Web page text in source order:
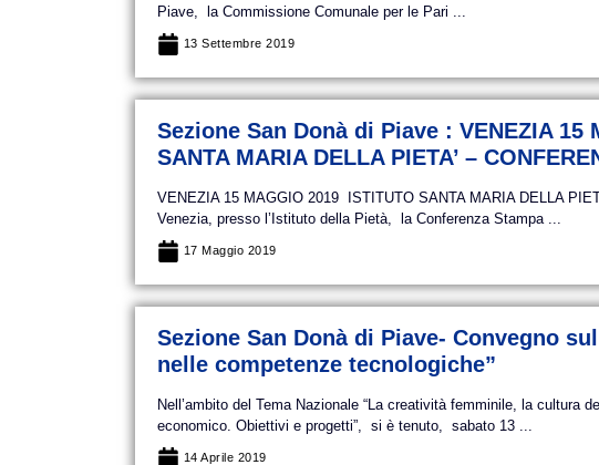
Piave, la Commissione Comunale per le Pari ...
13 Settembre 2019
Sezione San Donà di Piave : VENEZIA 15
SANTA MARIA DELLA PIETA’ –
VENEZIA 15 MAGGIO 2019 ISTITUTO SANTA MARIA DELLA
Venezia, presso l’Istituto della Pietà, la Conferenza Stampa ...
17 Maggio 2019
Sezione San Donà di Piave- Convegno
nelle competenze tecnologiche”
Nell’ambito del Tema Nazionale “La creatività femminile, la cultura
economico. Obiettivi e progetti”, si è tenuto, sabato 13 ...
14 Aprile 2019